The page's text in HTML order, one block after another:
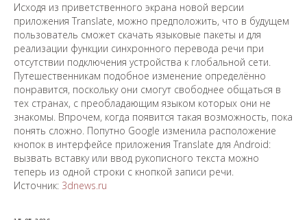
Исходя из приветственного экрана новой версии
приложения Translate, можно предположить, что в будущем
пользователь сможет скачать языковые пакеты и для
реализации функции синхронного перевода речи при
отсутствии подключения устройства к глобальной сети.
Путешественникам подобное изменение определённо
понравится, поскольку они смогут свободнее общаться в
тех странах, с преобладающим языком которых они не
знакомы. Впрочем, когда появится такая возможность, пока
понять сложно. Попутно Google изменила расположение
кнопок в интерфейсе приложения Translate для Android:
вызвать вставку или ввод рукописного текста можно
теперь из одной строки с кнопкой записи речи.
Источник: 3dnews.ru